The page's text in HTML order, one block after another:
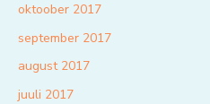
oktoober 2017
september 2017
august 2017
juuli 2017